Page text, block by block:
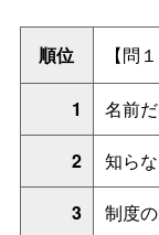
順位
【問
1 名前
2 知ら
3 制度